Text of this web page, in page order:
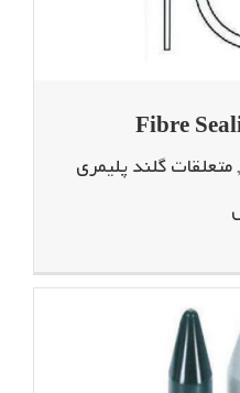
Fibre
,متعلقات گلند پلیمری